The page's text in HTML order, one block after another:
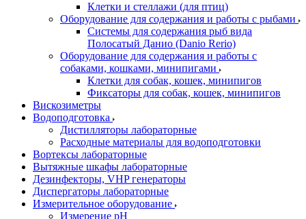
Клетки и стеллажи (для птиц)
Оборудование для содержания и работы с рыбами
Системы для содержания рыб вида
Полосатый Данио (Danio Rerio)
Оборудование для содержания и работы с
собаками, кошками, минипигами
Клетки для собак, кошек, минипигов
Фиксаторы для собак, кошек, минипигов
Вискозиметры
Водоподготовка
Дистилляторы лабораторные
Расходные материалы для водоподготовки
Вортексы лабораторные
Вытяжные шкафы лабораторные
Дезинфекторы, VHP генераторы
Диспергаторы лабораторные
Измерительное оборудование
Измерение pH